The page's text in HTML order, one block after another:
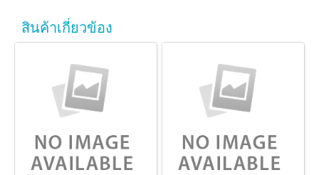
สินค้าเกี่ยวข้อง